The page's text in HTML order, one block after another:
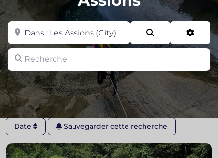
Recherche
Zone
Date Sauvegarder cette recherche